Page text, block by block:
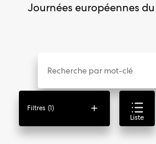
Journées européennes
Filtres (1)
Liste